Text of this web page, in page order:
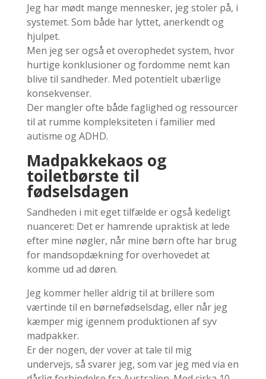
Jeg har mødt mange mennesker, jeg stoler på, i
systemet. Som både har lyttet, anerkendt og
hjulpet.
Men jeg ser også et overophedet system, hvor
hurtige konklusioner og fordomme nemt kan
blive til sandheder. Med potentielt ubærlige
konsekvenser.
Der mangler ofte både faglighed og ressourcer
til at rumme kompleksiteten i familier med
autisme og ADHD.
Madpakkekaos og
toiletbørste til
fødselsdagen
Sandheden i mit eget tilfælde er også kedeligt
nuanceret: Det er hamrende upraktisk at lede
efter mine nøgler, når mine børn ofte har brug
for mandsopdækning for overhovedet at
komme ud ad døren.
Jeg kommer heller aldrig til at brillere som
værtinde til en børnefødselsdag, eller når jeg
kæmper mig igennem produktionen af syv
madpakker.
Er der nogen, der vover at tale til mig
undervejs, så svarer jeg, som var jeg med via en